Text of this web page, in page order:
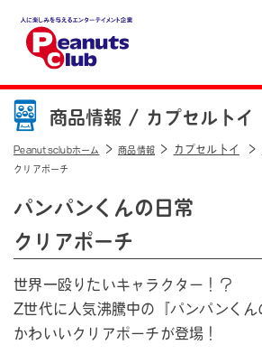
人に楽しみを与えるエ
ンターテイメント企
業 Peanuts club
商品情報 / カプセルトイ
Peanutsclubホーム 商品情報 カプセルトイ
クリアポーチ
パンパンくんの日常
クリアポーチ
世界一殴りたいキャラクター！？
Z世代に人気沸騰中の『パンパンく
かわいいクリアポーチが登場！